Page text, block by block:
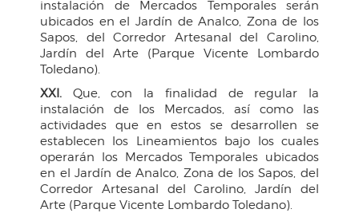
instalación de Mercados Temporales serán
ubicados en el Jardín de Analco, Zona de los
Sapos, del Corredor Artesanal del Carolino,
Jardín del Arte (Parque Vicente Lombardo
Toledano).
XXI. Que, con la finalidad de regular la
instalación de los Mercados, así como las
actividades que en estos se desarrollen se
establecen los Lineamientos bajo los cuales
operarán los Mercados Temporales ubicados
en el Jardín de Analco, Zona de los Sapos, del
Corredor Artesanal del Carolino, Jardín del
Arte (Parque Vicente Lombardo Toledano).